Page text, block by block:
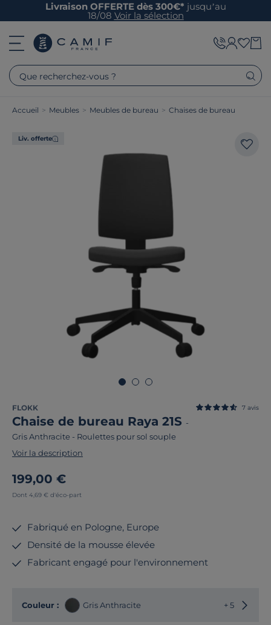
Livraison OFFERTE dès 300€* jusqu’au
18/08 Voir la sélection
Que recherchez-vous ?
Accueil > Meubles > Meubles de bureau > Chaises de bureau
Liv. offerte
FLOKK
Chaise de bureau Raya 21S -
Gris Anthracite - Roulettes pour sol souple
7 avis
Voir la description
199,00 €
Dont 4,69 € d'éco-part
Fabriqué en Pologne, Europe
Densité de la mousse élevée
Fabricant engagé pour l'environnement
Couleur : Gris Anthracite + 5